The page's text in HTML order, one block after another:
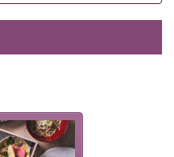
----------
可能な上、 安心安全にご
ます。
地で特別を
長・神原 裕